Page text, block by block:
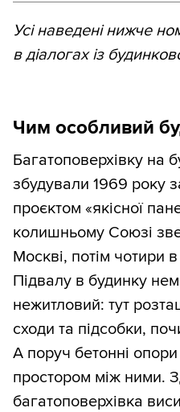
Усі наведені нижче
в діалогах із
Чим особливий
Багатоповерхівку на
збудували 1969 року
проєктом «якісної
колишньому Союзі
Москві, потім чотири в
Підвалу в будинку
нежитловий: тут
сходи та підсобки,
А поруч бетонні
простором між ними.
багатоповерхівка